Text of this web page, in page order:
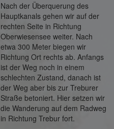
Nach der Überquerung des
Hauptkanals gehen wir auf der
rechten Seite in Richtung
Oberwiesensee weiter. Nach
etwa 300 Meter biegen wir
Richtung Ort rechts ab. Anfangs
ist der Weg noch in einem
schlechten Zustand, danach ist
der Weg aber bis zur Treburer
Straße betoniert. Hier setzen wir
die Wanderung auf dem Radweg
in Richtung Trebur fort.